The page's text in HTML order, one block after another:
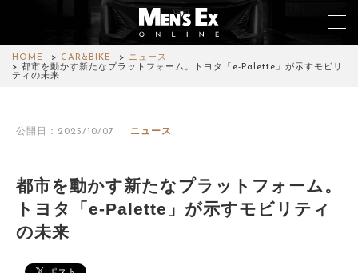
HOME CAR&BIKE
ニュース
都市を動かす新たなプラットフォーム。トヨタ「e-Palette」が示すモビリ
ティの未来
公開日：2025/10/07 ニュース
都市を動かす新たなプラットフォーム。
トヨタ「e-Palette」が示すモビリティ
の未来
FASHION
WATCH
CAR&BIKE